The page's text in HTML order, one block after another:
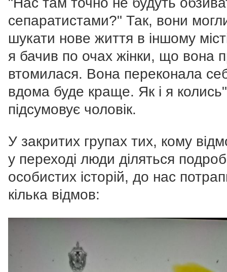
сепаратистами?" Так, вони
шукати нове життя в іншому
я бачив по очах жінки, що вона
втомилася. Вона переконала
вдома буде краще. Як і я
підсумовує чоловік.
У закритих групах тих, кому
у переході люди діляться
особистих історій, до нас
кілька відмов: